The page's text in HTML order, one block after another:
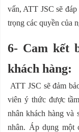
vấn, ATT JSC sẽ
trọng các quyền của
6- Cam kết
khách hàng:
ATT JSC sẽ đảm
viên ý thức được
nhân khách hàng và
nhân. Áp dụng một